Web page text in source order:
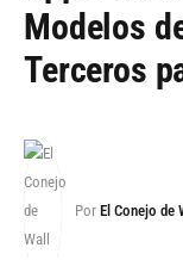
Modelos
Terceros
Por El Conejo de